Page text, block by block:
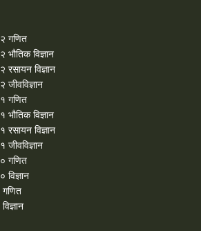
गणित
भौतिक विज्ञान
रसायन विज्ञान
जीवविज्ञान
गणित
भौतिक विज्ञान
रसायन विज्ञान
जीवविज्ञान
गणित
विज्ञान
गणित